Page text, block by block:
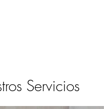
Servicios